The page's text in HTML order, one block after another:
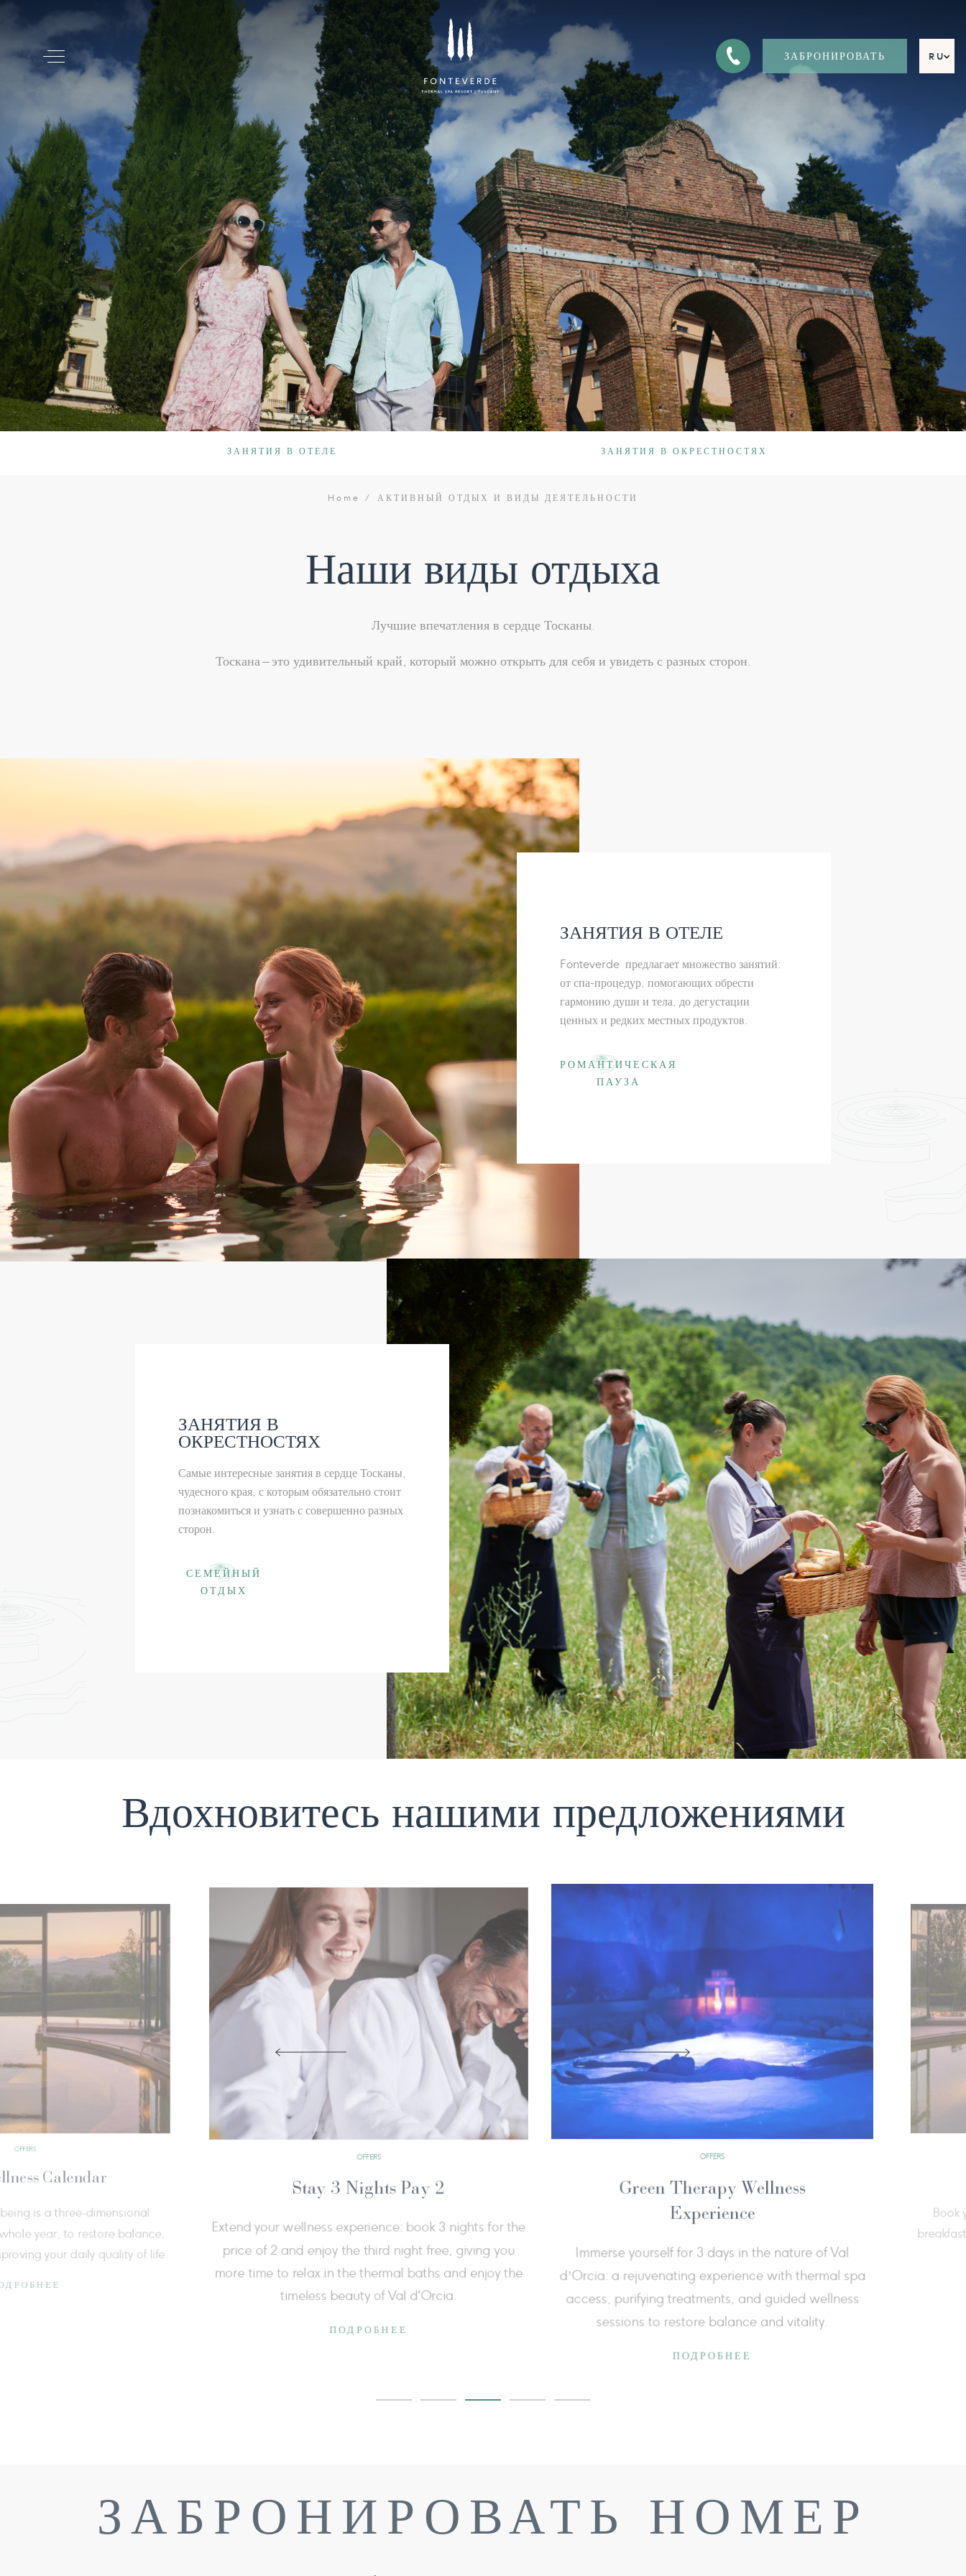
ЗАБРОНИРОВАТЬ
FR
DE
RU
ЗАНЯТИЯ В ОТЕЛЕ ЗАНЯТИЯ В ОКРЕСТНОСТЯХ
Home АКТИВНЫЙ ОТДЫХ И ВИДЫ ДЕЯТЕЛЬНОСТИ
Наши виды отдыха
Лучшие впечатления в сердце Тосканы.
Тоскана – это удивительный край, который можно открыть для себя и увидеть с разных сторон.
ЗАНЯТИЯ В ОТЕЛЕ
Fonteverde предлагает множество занятий:
от спа-процедур, помогающих обрести
гармонию души и тела, до дегустации
ценных и редких местных продуктов.
РОМАНТИЧЕСКАЯ
ПАУЗА
ЗАНЯТИЯ В
ОКРЕСТНОСТЯХ
Самые интересные занятия в сердце Тосканы,
чудесного края, с которым обязательно стоит
познакомиться и узнать с совершенно разных
сторон.
СЕМЕЙНЫЙ
ОТДЫХ
Вдохновитесь нашими предложениями
Long Stay Offer
holiday of three nights or more, with
dinner, and enjoy the pleasure of total
relaxation on exceptional terms.
ПОДРОБНЕЕ
Wellness Break
you experience all the thrills and the wisdom of the
history of these thermal baths.
Your Wellness Calendar
At Fonteverde wellbeing is a three-dimensional
journey spanning the whole year, to restore balance,
reducing stress and improving your daily quality of life.
ПОДРОБНЕЕ
ЗАБРОНИРОВАТЬ НОМЕР